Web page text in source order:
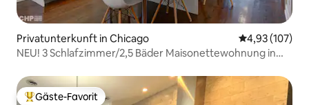
Privatunterkunft in Chicago
4,93 (107)
NEU! 3 Schlafzimmer/2,5 Bäder Maisonettewohnung in
Beliebter Gäste-Favorit.
Gäste-Favorit